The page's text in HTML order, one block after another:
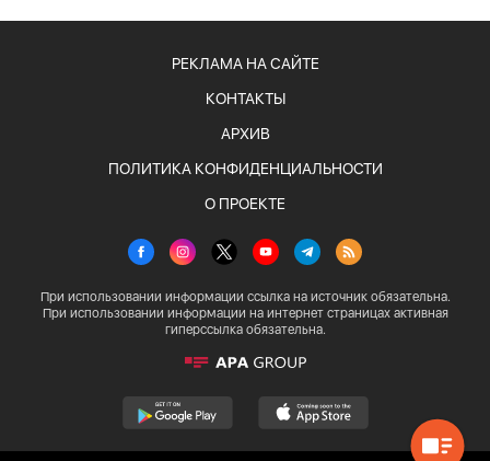
РЕКЛАМА НА САЙТЕ
КОНТАКТЫ
АРХИВ
ПОЛИТИКА КОНФИДЕНЦИАЛЬНОСТИ
О ПРОЕКТЕ
При использовании информации ссылка на источник обязательна.
При использовании информации на интернет страницах активная
гиперссылка обязательна.